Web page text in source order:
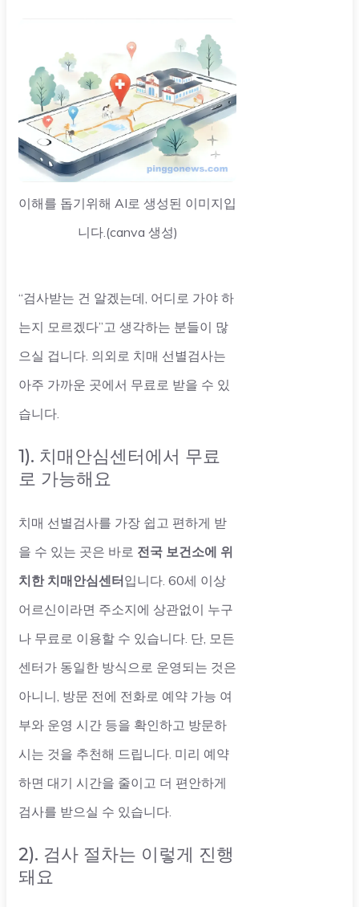
이해를 돕기위해 AI로 생성된 이미지입
니다.(canva 생성)
“검사받는 건 알겠는데, 어디로 가야 하
는지 모르겠다”고 생각하는 분들이 많
으실 겁니다. 의외로 치매 선별검사는
아주 가까운 곳에서 무료로 받을 수 있
습니다.
1). 치매안심센터에서 무료
로 가능해요
치매 선별검사를 가장 쉽고 편하게 받
을 수 있는 곳은 바로 전국 보건소에 위
치한 치매안심센터입니다. 60세 이상
어르신이라면 주소지에 상관없이 누구
나 무료로 이용할 수 있습니다. 단, 모든
센터가 동일한 방식으로 운영되는 것은
아니니, 방문 전에 전화로 예약 가능 여
부와 운영 시간 등을 확인하고 방문하
시는 것을 추천해 드립니다. 미리 예약
하면 대기 시간을 줄이고 더 편안하게
검사를 받으실 수 있습니다.
2). 검사 절차는 이렇게 진행
돼요